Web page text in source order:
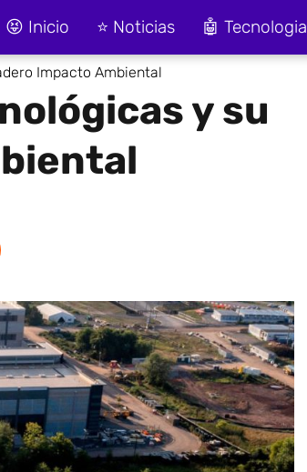
😝 Inicio ⭐ Noticias 🤖 Tecnologia
Impacto Ambiental
y su